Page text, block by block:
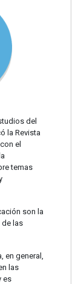
del
la Revista
el
temas
son la
las
general,
las
es